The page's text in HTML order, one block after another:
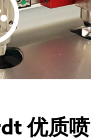
优质喷